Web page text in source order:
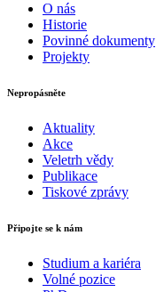
O nás
Historie
Povinné dokumenty
Projekty
Nepropásněte
Aktuality
Akce
Veletrh vědy
Publikace
Tiskové zprávy
Připojte se k nám
Studium a kariéra
Volné pozice